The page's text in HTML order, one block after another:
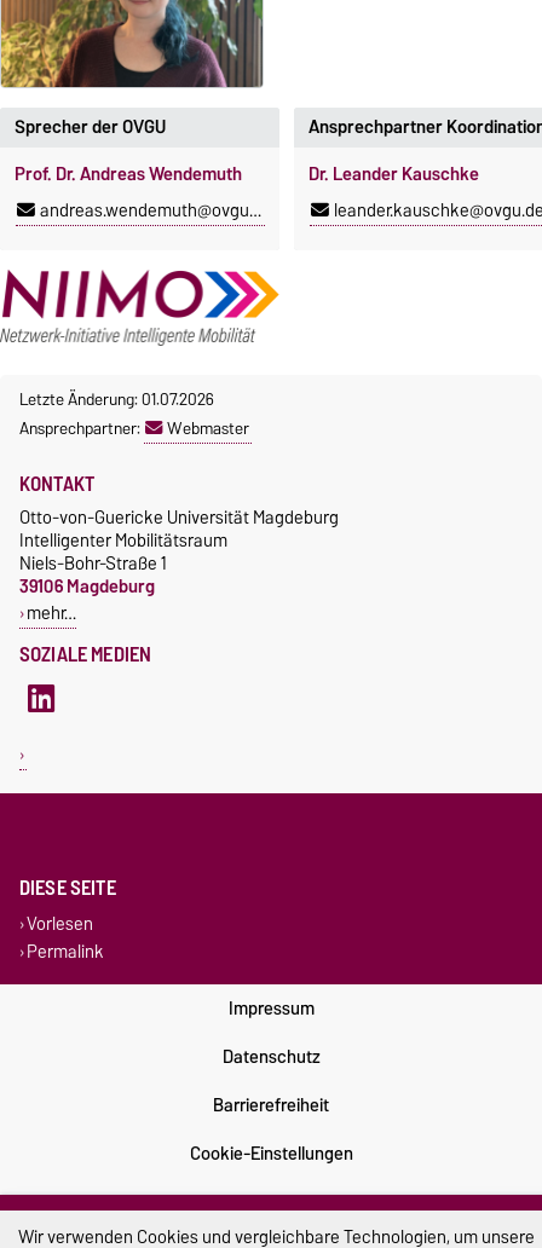
Sprecher der OVGU
Prof. Dr. Andreas Wendemuth
andreas.wendemuth@ovgu.de
Ansprechpartner
Dr. Leander Kauschke
Letzte Änderung: 01.07.2026
Ansprechpartner:
Webmaster
SOZIALE MEDIEN
KONTAKT
Otto-von-Guericke Universität Magdeburg
Intelligenter Mobilitätsraum
Niels-Bohr-Straße 1
39106 Magdeburg
mehr…
DIESE SEITE
Vorlesen
Permalink
Impressum
Datenschutz
Barrierefreiheit
Cookie-Einstellungen
Sitemap
Wir verwenden Cookies und vergleichbare Technologien, um unsere